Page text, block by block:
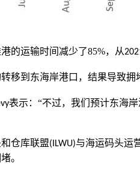
的运输时间减少了85%，从
移到东海岸港口，结果导致拥
表示：“不过，我们预计东海
仓库联盟(ILWU)与海运码头运
。